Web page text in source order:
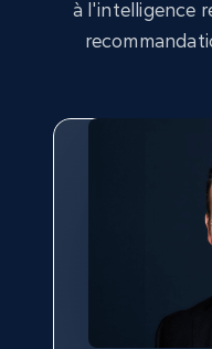
Google Shopping
URL, Product id,
Google Shopping
web using
URL, Product id,
à l'intelligence